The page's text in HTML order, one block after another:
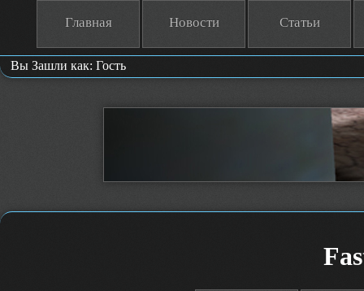
Главная Новости Статьи
Вы Зашли как: Гость